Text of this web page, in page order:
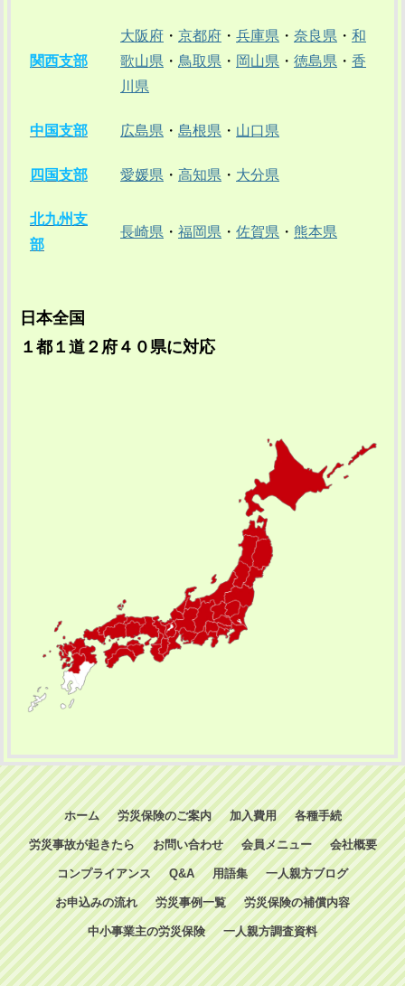
関西支部
大阪府 ・ 京都府 ・ 兵庫県 ・ 奈良県 ・ 和
歌山県 ・ 鳥取県 ・ 岡山県 ・ 徳島県 ・ 香
川県
中国支部 広島県 ・ 島根県 ・ 山口県
四国支部 愛媛県 ・ 高知県 ・ 大分県
北九州支
部
長崎県 ・ 福岡県 ・ 佐賀県 ・ 熊本県
日本全国
１都１道２府４０県に対応
ホーム 労災保険のご案内 加入費用 各種手続
労災事故が起きたら お問い合わせ 会員メニュー 会社概要
コンプライアンス Q&A 用語集 一人親方ブログ
お申込みの流れ 労災事例一覧 労災保険の補償内容
中小事業主の労災保険 一人親方調査資料